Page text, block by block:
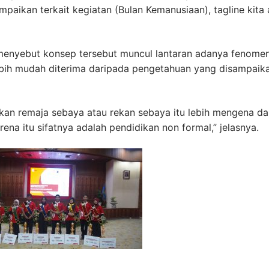
terkait kegiatan (Bulan Kemanusiaan), tagline kita
konsep tersebut muncul lantaran adanya
mudah diterima daripada pengetahuan yang
remaja sebaya atau rekan sebaya itu lebih mengena
itu sifatnya adalah pendidikan non formal,” jelasnya.